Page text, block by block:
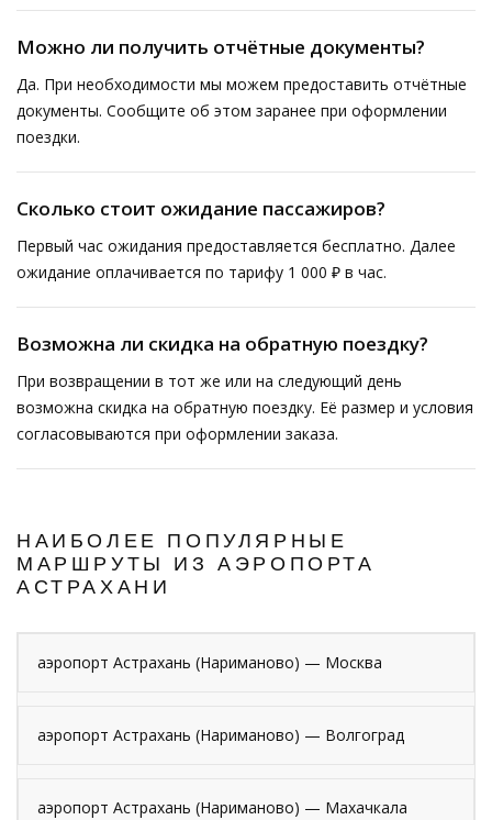
Можно ли получить отчётные документы?
Да. При необходимости мы можем предоставить отчётные
документы. Сообщите об этом заранее при оформлении
поездки.
Сколько стоит ожидание пассажиров?
Первый час ожидания предоставляется бесплатно. Далее
ожидание оплачивается по тарифу 1 000 ₽ в час.
Возможна ли скидка на обратную поездку?
При возвращении в тот же или на следующий день
возможна скидка на обратную поездку. Её размер и условия
согласовываются при оформлении заказа.
НАИБОЛЕЕ ПОПУЛЯРНЫЕ
МАРШРУТЫ ИЗ АЭРОПОРТА
АСТРАХАНИ
аэропорт Астрахань (Нариманово) — Москва
аэропорт Астрахань (Нариманово) — Волгоград
аэропорт Астрахань (Нариманово) — Махачкала